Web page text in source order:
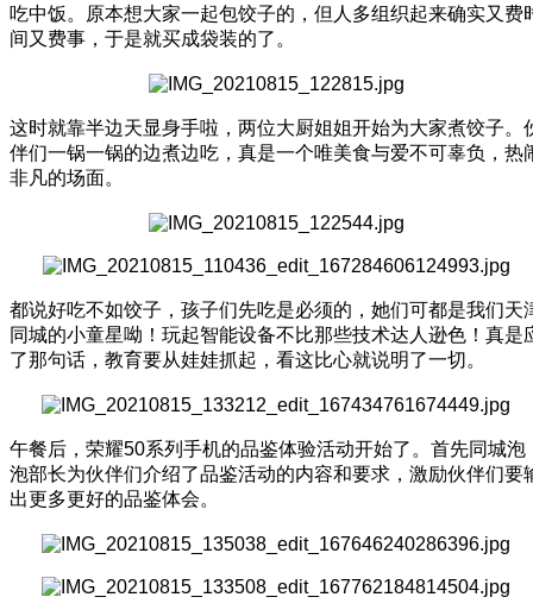
吃中饭。原本想大家一起包饺子的，但人多组织起来确实又费
间又费事，于是就买成袋装的了。
这时就靠半边天显身手啦，两位大厨姐姐开始为大家煮饺子。
伴们一锅一锅的边煮边吃，真是一个唯美食与爱不可辜负，热
非凡的场面。
都说好吃不如饺子，孩子们先吃是必须的，她们可都是我们天
同城的小童星呦！玩起智能设备不比那些技术达人逊色！真是
了那句话，教育要从娃娃抓起，看这比心就说明了一切。
午餐后，荣耀50系列手机的品鉴体验活动开始了。首先同城泡
泡部长为伙伴们介绍了品鉴活动的内容和要求，激励伙伴们要
出更多更好的品鉴体会。